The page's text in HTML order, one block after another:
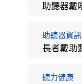
助聽器資訊
聽力健康